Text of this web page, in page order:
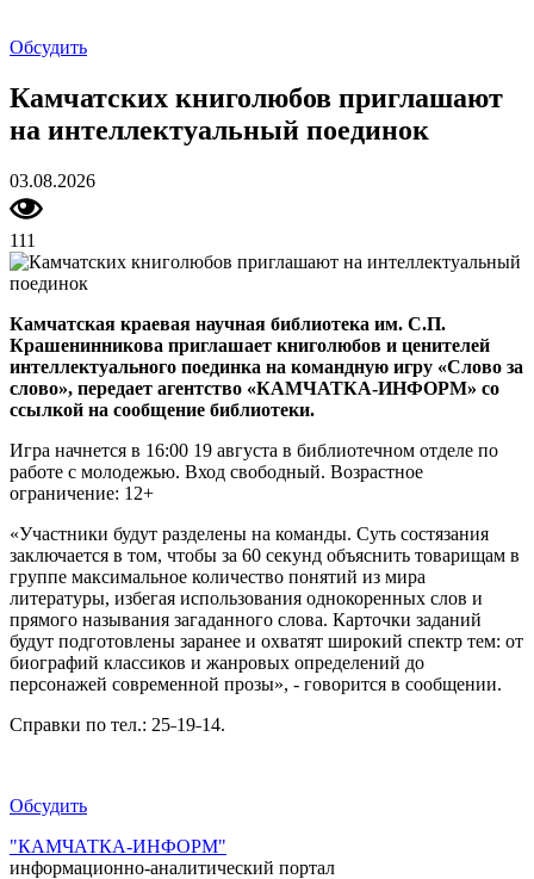
Обсудить
Камчатских книголюбов приглашают
на интеллектуальный поединок
03.08.2026
111
Камчатская краевая научная библиотека им. С.П.
Крашенинникова приглашает книголюбов и ценителей
интеллектуального поединка на командную игру «Слово за
слово», передает агентство «КАМЧАТКА-ИНФОРМ» со
ссылкой на сообщение библиотеки.
Игра начнется в 16:00 19 августа в библиотечном отделе по
работе с молодежью. Вход свободный. Возрастное
ограничение: 12+
«Участники будут разделены на команды. Суть состязания
заключается в том, чтобы за 60 секунд объяснить товарищам в
группе максимальное количество понятий из мира
литературы, избегая использования однокоренных слов и
прямого называния загаданного слова. Карточки заданий
будут подготовлены заранее и охватят широкий спектр тем: от
биографий классиков и жанровых определений до
персонажей современной прозы», - говорится в сообщении.
Справки по тел.: 25˗19˗14.
Обсудить
"КАМЧАТКА-ИНФОРМ"
информационно-аналитический портал